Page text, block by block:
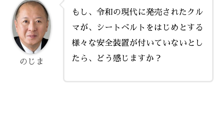
もし、令和の現代に発売されたクル
マが、シートベルトをはじめとする
様々な安全装置が付いていないとし
たら、どう感じますか？
のじま